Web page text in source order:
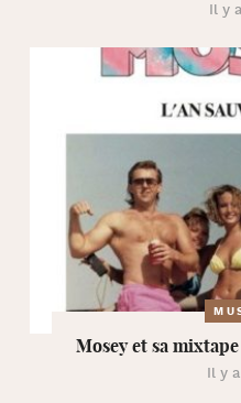
Il y
Mosey et sa
Il y